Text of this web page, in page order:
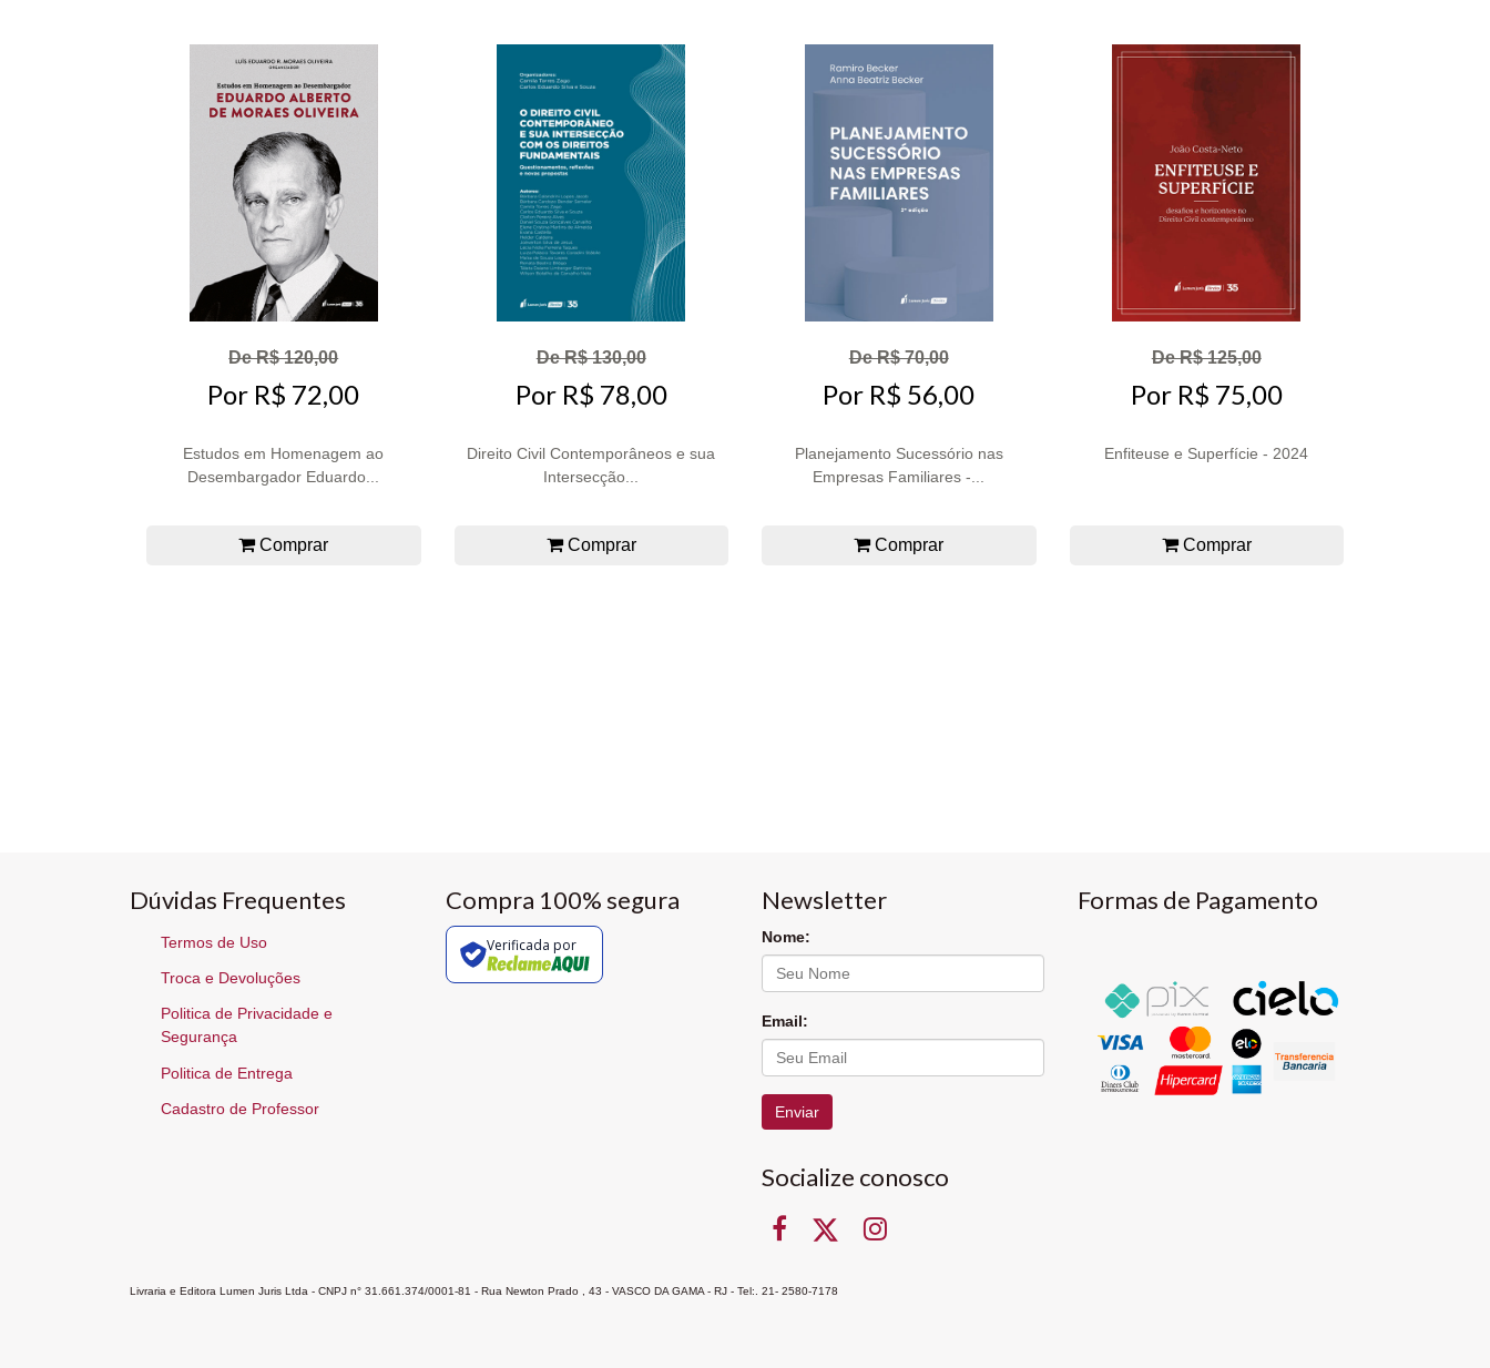
De R$ 120,00
Por R$ 72,00
Estudos em Homenagem ao
Desembargador Eduardo...
Comprar
De R$ 130,00
Por R$ 78,00
Direito Civil Contemporâneos e sua
Intersecção...
Comprar
De R$ 70,00
Por R$ 56,00
Planejamento Sucessório nas
Empresas Familiares -...
Comprar
De R$ 125,00
Por R$ 75,00
Enfiteuse e Superfície - 2024
Comprar
Dúvidas Frequentes
Termos de Uso
Troca e Devoluções
Politica de Privacidade e
Segurança
Politica de Entrega
Cadastro de Professor
Compra 100% segura
Verificada por
Newsletter
Nome:
Email:
Enviar
Socialize conosco
Formas de Pagamento
Livraria e Editora Lumen Juris Ltda - CNPJ n° 31.661.374/0001-81 - Rua Newton Prado , 43 - VASCO DA GAMA - RJ - Tel:. 21- 2580-7178